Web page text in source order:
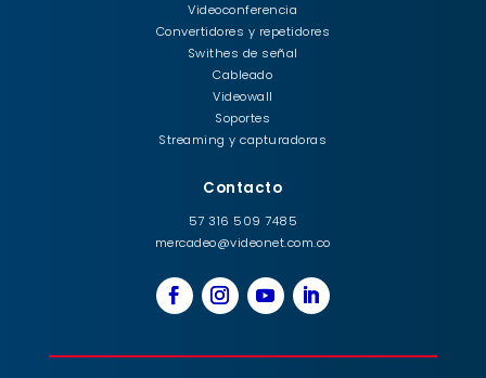
Videoconferencia
Convertidores y repetidores
Swithes de señal
Cableado
Videowall
Soportes
Streaming y capturadoras
Contacto
57 316 509 7485
mercadeo@videonet.com.co